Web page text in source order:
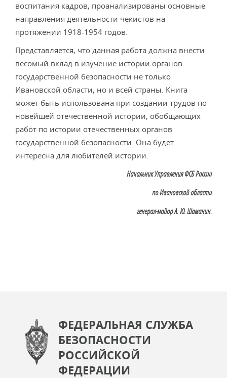
воспитания кадров, проанализированы основные
направления деятельности чекистов на
протяжении 1918-1954 годов.
Представляется, что данная работа должна внести
ве­сомый вклад в изучение истории органов
государственной безопасности не только
Ивановской области, но и всей страны. Книга
может быть использована при создании трудов по
новейшей отечественной истории, обобщающих
работ по истории отечественных органов
государственной безопасности. Она будет
интересна для любителей исто­рии.
Начальник Управления ФСБ России
по Ивановской области
генерал-майор А. Ю. Шаманин.
ФЕДЕРАЛЬНАЯ СЛУЖБА
БЕЗОПАСНОСТИ
РОССИЙСКОЙ
ФЕДЕРАЦИИ